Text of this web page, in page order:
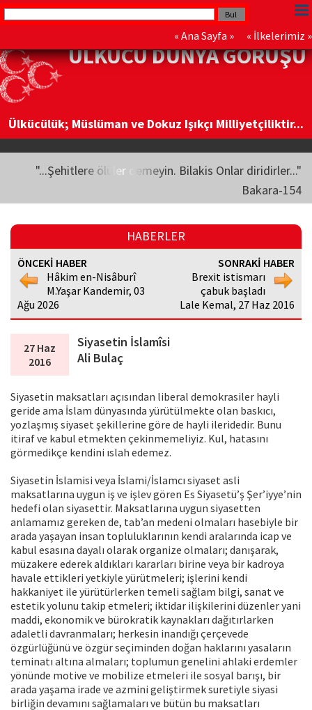
« Ana Sayfa » « İlkelerimiz »
ÜLKÜCÜ DÜNYA GÖRÜŞÜ
Ülkücülük; Müslüman ve Dokuz Işıkçı Milliyetçiliktir...
"...Şehitlere ölüler demeyin. Bilakis Onlar diridirler..."
Bakara-154
HABERLER
ÖNCEKİ HABER
Hâkim en-Nisâburî
M.Yaşar Kandemir, 03
Ağu 2026
SONRAKİ HABER
Brexit istismarı
çabuk başladı
Lale Kemal, 27 Haz 2016
27 Haz
2016
Siyasetin İslamîsi
Ali Bulaç
Siyasetin maksatları açısından liberal demokrasiler hayli
geride ama İslam dünyasında yürütülmekte olan baskıcı,
yozlaşmış siyaset şekillerine göre de hayli ileridedir. Bunu
itiraf ve kabul etmekten çekinmemeliyiz. Kul, hatasını
görmedikçe kendini ıslah edemez.
Siyasetin İslamisi veya İslami/İslamcı siyaset asli
maksatlarına uygun iş ve işlev gören Es Siyasetü’ş Şer’iyye’nin
hedefi olan siyasettir. Maksatlarına uygun siyasetten
anlamamız gereken de, tab’an medeni olmaları hasebiyle bir
arada yaşayan insan topluluklarının kendi aralarında icap ve
kabul esasına dayalı olarak organize olmaları; danışarak,
müzakere ederek aldıkları kararları birine veya bir kadroya
havale ettikleri yetkiyle yürütmeleri; işlerini kendi
hakkaniyet ile yürütürlerken temeli sağlam bilgi, sanat ve
estetik yolunu takip etmeleri; iktidar ilişkilerini düzenler yani
maddi, ekonomik ve bürokratik kaynakları dağıtırlarken
adaletli davranmaları; herkesin inandığı çerçevede
özgürlüğünü ve özgür seçiminden doğan haklarını yasaların
teminatı altına almaları; toplumun genelini ahlaki erdemler
yönünde motive ve mobilize etmeleri ile sosyal barışı, bir
arada yaşama irade ve azmini geliştirmek suretiyle siyasi
birliğin devamını sağlamaları ve bütün bu maksatları